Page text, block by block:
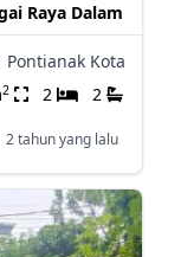
Raya Dalam
Pontianak Kota
2 2 2
2 tahun yang lalu